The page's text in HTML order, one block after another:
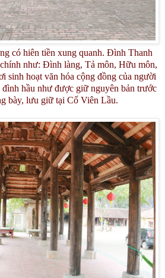
có hiên tiền xung quanh. Đình Thanh
như: Đình làng, Tả môn, Hữu môn,
sinh hoạt văn hóa cộng đồng của người
hầu như được giữ nguyên bản trước
bày, lưu giữ tại Cố Viên Lầu.